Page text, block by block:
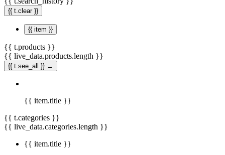
{{ t.clear }}
{{ item }}
{{ t.products }}
{{ live_data.products.length }}
{{ t.see_all }} →
{{ item.title }}
{{ t.categories }}
{{ live_data.categories.length }}
{{ item.title }}